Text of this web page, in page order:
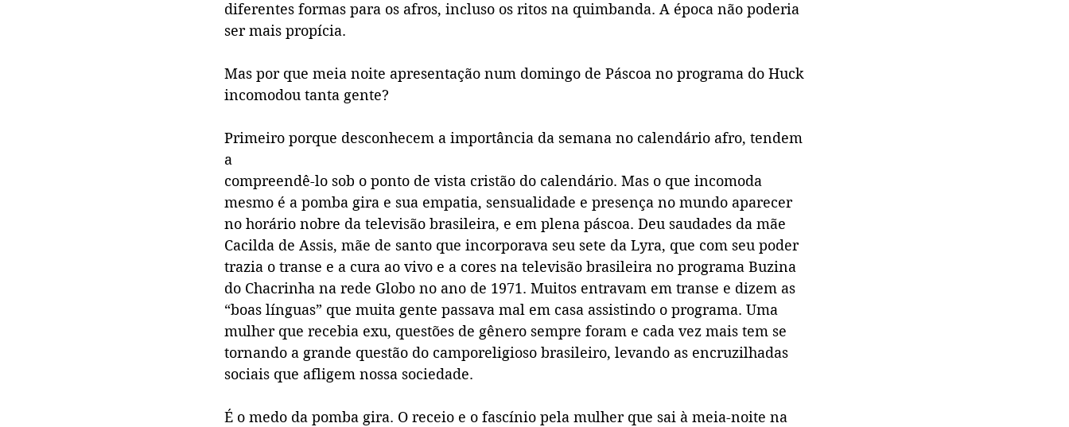
diferentes formas para os afros, incluso os ritos na quimbanda. A época não poderia
ser mais propícia.
Mas por que meia noite apresentação num domingo de Páscoa no programa do Huck
incomodou tanta gente?
Primeiro porque desconhecem a importância da semana no calendário afro, tendem
a
compreendê-lo sob o ponto de vista cristão do calendário. Mas o que incomoda
mesmo é a pomba gira e sua empatia, sensualidade e presença no mundo aparecer
no horário nobre da televisão brasileira, e em plena páscoa. Deu saudades da mãe
Cacilda de Assis, mãe de santo que incorporava seu sete da Lyra, que com seu poder
trazia o transe e a cura ao vivo e a cores na televisão brasileira no programa Buzina
do Chacrinha na rede Globo no ano de 1971. Muitos entravam em transe e dizem as
“boas línguas” que muita gente passava mal em casa assistindo o programa. Uma
mulher que recebia exu, questões de gênero sempre foram e cada vez mais tem se
tornando a grande questão do camporeligioso brasileiro, levando as encruzilhadas
sociais que afligem nossa sociedade.
É o medo da pomba gira. O receio e o fascínio pela mulher que sai à meia-noite na